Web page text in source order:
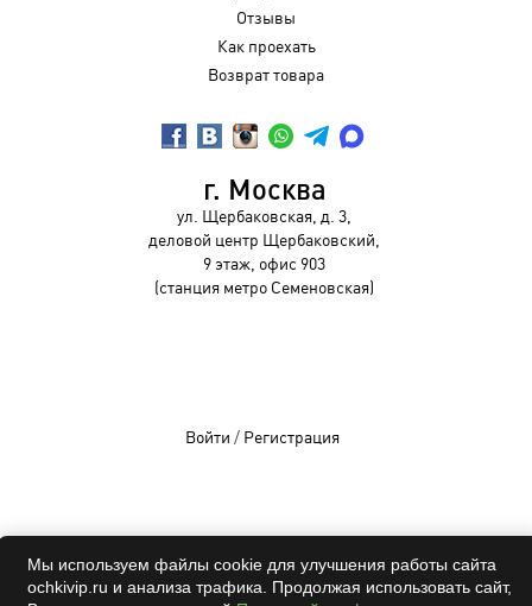
Отзывы
Как проехать
Возврат товара
г. Москва
ул. Щербаковская, д. 3,
деловой центр Щербаковский,
9 этаж, офис 903
(станция метро Семеновская)
Войти / Регистрация
OCHKIVIP 2009-2026©
Все права защищены
Мы используем файлы cookie для улучшения работы сайта
ochkivip.ru и анализа трафика. Продолжая использовать сайт,